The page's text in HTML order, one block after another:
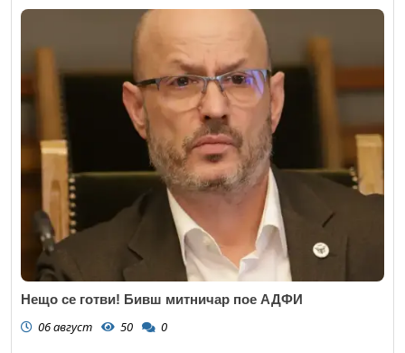
Нещо се готви! Бивш митничар пое АДФИ
06 август 50 0